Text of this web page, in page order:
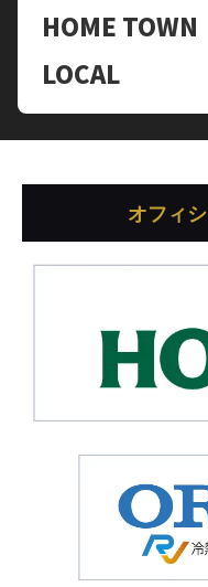
HOME TOWN
LOCAL
オフィ